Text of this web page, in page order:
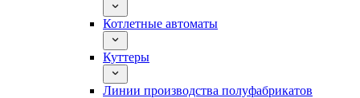
Котлетные автоматы
Куттеры
Линии производства полуфабрикатов